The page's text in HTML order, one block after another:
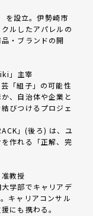
を設立。伊勢崎市
ルしたアパレルの
・ブランドの開
」主宰
「組子」の可能性
、自治体や企業と
びつけるプロジェ
」(後ろ) は、ユ
作れる「正解、完
教授
学部でキャリアデ
キャリアコンサル
にも携わる。